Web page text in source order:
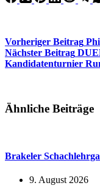
Vorheriger Beitrag
Nächster Beitrag
Kandidatenturnier
Ähnliche Beiträge
Brakeler
9. August 2026